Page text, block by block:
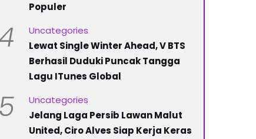
Populer
Uncategories
Lewat Single Winter Ahead, V BTS
Berhasil Duduki Puncak Tangga
Lagu ITunes Global
5
Uncategories
Jelang Laga Persib Lawan Malut
United, Ciro Alves Siap Kerja Keras